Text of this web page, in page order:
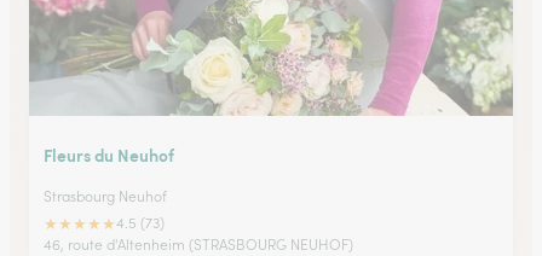
Fleurs du Neuhof
Strasbourg Neuhof
★★★★★4.5 (73)
46, route d'Altenheim (STRASBOURG NEUHOF)